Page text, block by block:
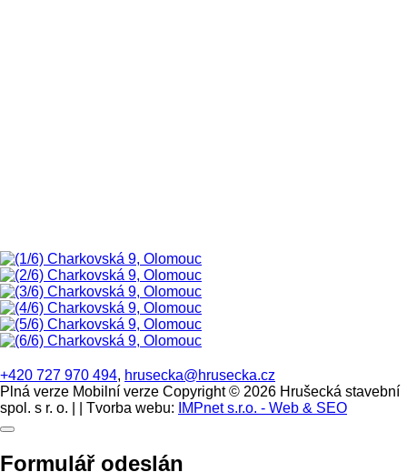
+420 727 970 494, hrusecka@hrusecka.cz
Plná verze Mobilní verze Copyright © 2026 Hrušecká stavební
spol. s r. o. | | Tvorba webu:
IMPnet s.r.o. - Web & SEO
Formulář odeslán